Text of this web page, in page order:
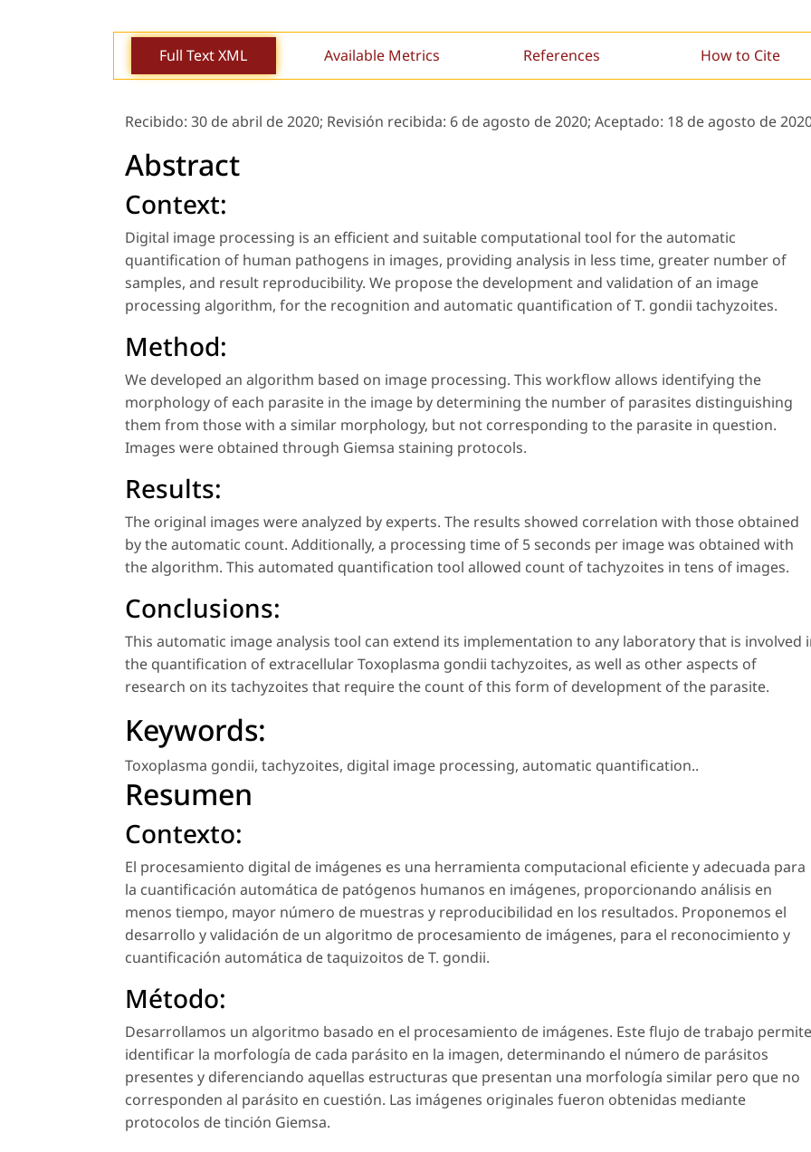
Full Text XML Available Metrics References How to Cite
Recibido: 30 de abril de 2020; Revisión recibida: 6 de agosto de 2020; Aceptado: 18 de agosto de
Abstract
Context:
Digital image processing is an efficient and suitable computational tool for the automatic
quantification of human pathogens in images, providing analysis in less time, greater number of
samples, and result reproducibility. We propose the development and validation of an image
processing algorithm, for the recognition and automatic quantification ofT. gondii tachyzoites.
Method:
We developed an algorithm based on image processing. This workflow allows identifying the
morphology of each parasite in the image by determining the number of parasites distinguishing
them from those with a similar morphology, but not corresponding to the parasite in question.
Images were obtained through Giemsa staining protocols.
Results:
The original images were analyzed by experts. The results showed correlation with those obtained
by the automatic count. Additionally, a processing time of 5 seconds per image was obtained with
the algorithm. This automated quantification tool allowed count of tachyzoites in tens of images.
Conclusions:
This automatic image analysis tool can extend its implementation to any laboratory that is involved
the quantification of extracellularToxoplasma gondii tachyzoites, as well as other aspects of
research on its tachyzoites that require the count of this form of development of the parasite.
Keywords:
Toxoplasma gondii, tachyzoites, digital image processing, automatic quantification..
Resumen
Contexto:
El procesamiento digital de imágenes es una herramienta computacional eficiente y adecuada para
la cuantificación automática de patógenos humanos en imágenes, proporcionando análisis en
menos tiempo, mayor número de muestras y reproducibilidad en los resultados. Proponemos el
desarrollo y validación de un algoritmo de procesamiento de imágenes, para el reconocimiento y
cuantificación automática de taquizoitos deT. gondii.
Método:
Desarrollamos un algoritmo basado en el procesamiento de imágenes. Este flujo de trabajo permite
identificar la morfología de cada parásito en la imagen, determinando el número de parásitos
presentes y diferenciando aquellas estructuras que presentan una morfología similar pero que no
corresponden al parásito en cuestión. Las imágenes originales fueron obtenidas mediante
protocolos de tinción Giemsa.